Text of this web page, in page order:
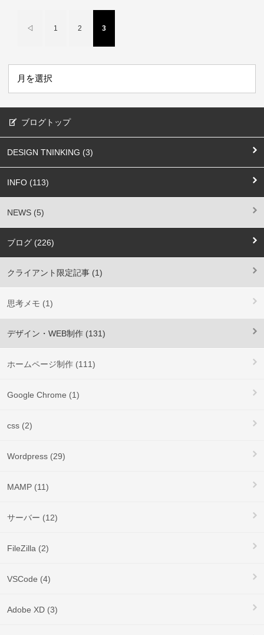
◁ 1 2 3
ブログトップ
DESIGN TNINKING (3)
INFO (113)
NEWS (5)
ブログ (226)
クライアント限定記事 (1)
思考メモ (1)
デザイン・WEB制作 (131)
ホームページ制作 (111)
Google Chrome (1)
css (2)
Wordpress (29)
MAMP (11)
サーバー (12)
FileZilla (2)
VSCode (4)
Adobe XD (3)